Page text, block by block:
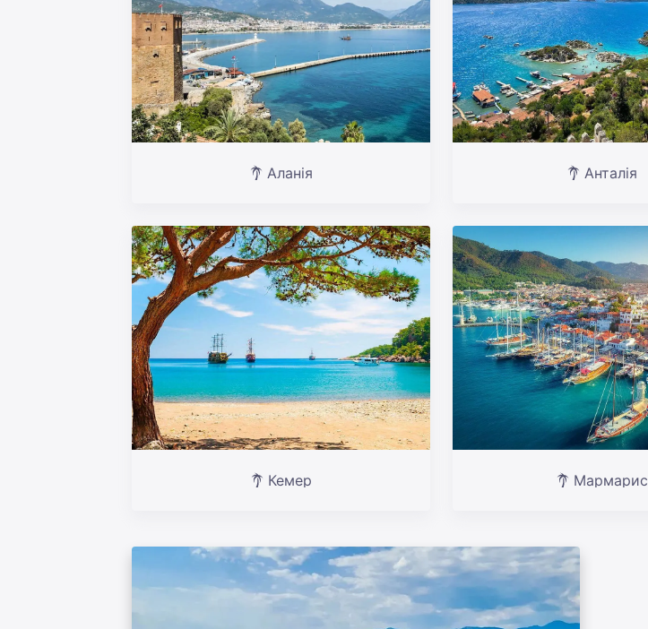
Аланія Анталія
Кемер Мармарис